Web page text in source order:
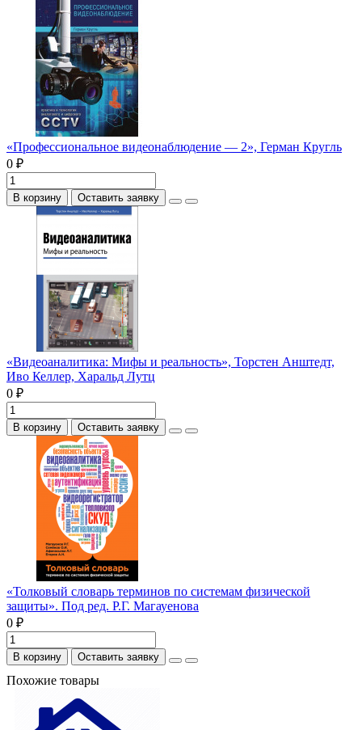
«Профессиональное видеонаблюдение — 2», Герман Кругль
0 ₽
В корзину Оставить заявку
«Видеоаналитика: Мифы и реальность», Торстен Анштедт,
Иво Келлер, Харальд Лутц
0 ₽
В корзину Оставить заявку
«Толковый словарь терминов по системам физической
защиты». Под ред. Р.Г. Магауенова
0 ₽
В корзину Оставить заявку
Похожие товары